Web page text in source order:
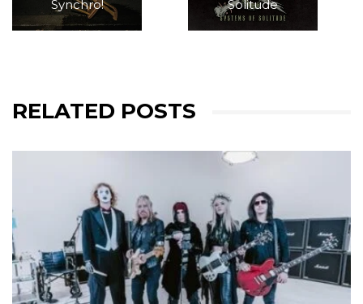
Synchro!
Solitude
RELATED POSTS